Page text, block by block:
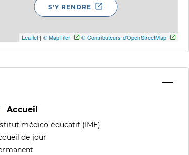
Leaflet | © MapTiler © Contributeurs d'OpenStreetMap
S'Y RENDRE
Accueil
médico-éducatif (IME)
de jour